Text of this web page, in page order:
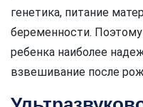
генетика, питание
беременности.
ребенка наиболее
взвешивание после